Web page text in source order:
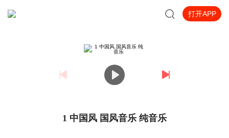
打开APP
1 中国风 国风音乐 纯音乐